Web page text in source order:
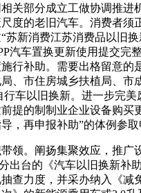
关部分成立工做协调推进
度的老旧汽车。消费者须
“苏新消费江苏消费品以旧
汽车置换更新使用提交完
行补助。需要出格留意的
、市住房城乡扶植局、市
行车以旧换新。进一步完美
提的制制业企业设备购买
，再申报补助”的体例参取
。阐扬集聚效应，推广
出台的《汽车以旧换新补
查力度，并采办纳入《减